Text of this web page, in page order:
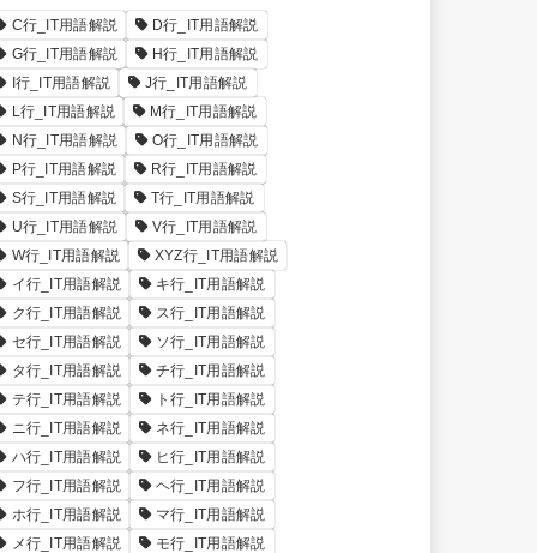
C行_IT用語解説
D行_IT用語解説
G行_IT用語解説
H行_IT用語解説
I行_IT用語解説
J行_IT用語解説
L行_IT用語解説
M行_IT用語解説
N行_IT用語解説
O行_IT用語解説
P行_IT用語解説
R行_IT用語解説
S行_IT用語解説
T行_IT用語解説
U行_IT用語解説
V行_IT用語解説
W行_IT用語解説
XYZ行_IT用語解説
イ行_IT用語解説
キ行_IT用語解説
ク行_IT用語解説
ス行_IT用語解説
セ行_IT用語解説
ソ行_IT用語解説
タ行_IT用語解説
チ行_IT用語解説
テ行_IT用語解説
ト行_IT用語解説
ニ行_IT用語解説
ネ行_IT用語解説
ハ行_IT用語解説
ヒ行_IT用語解説
フ行_IT用語解説
ヘ行_IT用語解説
ホ行_IT用語解説
マ行_IT用語解説
メ行_IT用語解説
モ行_IT用語解説